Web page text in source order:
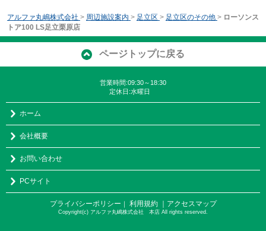
アルファ丸嶋株式会社 > 周辺施設案内 > 足立区 > 足立区のその他 > ローソンス
トア100 LS足立栗原店
ページトップに戻る
営業時間:09:30～18:30
定休日:水曜日
ホーム
会社概要
お問い合わせ
PCサイト
プライバシーポリシー ｜ 利用規約 ｜アクセスマップ
Copyright(c) アルファ丸嶋株式会社 本店 All rights reserved.